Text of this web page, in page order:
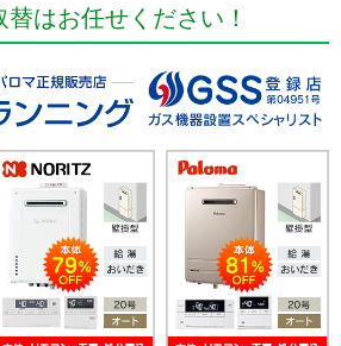
はお任せください！